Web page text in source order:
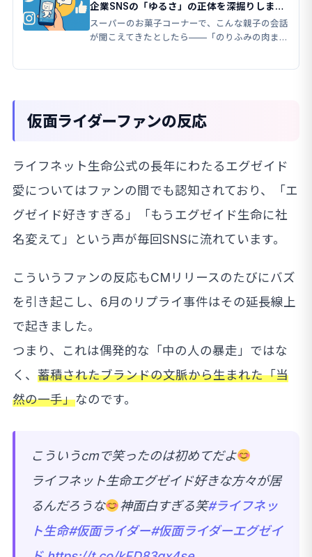
企業SNSの「ゆるさ」の正体を深掘りしまし
た
スーパーのお菓子コーナーで、こんな親子の会話
が聞こえてきたとしたら——「のりふみの肉ま
仮面ライダーファンの反応
ライフネット生命公式の長年にわたるエグゼイド
愛についてはファンの間でも認知されており、「エ
グゼイド好きすぎる」「もうエグゼイド生命に社
名変えて」という声が毎回SNSに流れています。
こういうファンの反応もCMリリースのたびにバズ
を引き起こし、6月のリプライ事件はその延長線上
で起きました。
つまり、これは偶発的な「中の人の暴走」ではな
く、 蓄積されたブランドの文脈から生まれた「当
然の一手」なのです。
こういうcmで笑ったのは初めてだよ
ライフネット生命エグゼイド好きな方々が居
るんだろうな
神面白すぎる笑#ライフネッ
ト生命#仮面ライダー#仮面ライダーエグゼイ